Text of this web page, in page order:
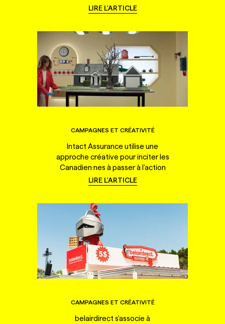
LIRE L'ARTICLE
CAMPAGNES ET CRÉATIVITÉ
Intact Assurance utilise une
approche créative pour inciter les
Canadien·nes à passer à l'action
LIRE L'ARTICLE
CAMPAGNES ET CRÉATIVITÉ
belairdirect s'associe à